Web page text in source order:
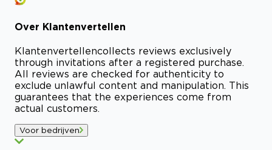
Over Klantenvertellen
Klantenvertellencollects reviews exclusively
through invitations after a registered purchase.
All reviews are checked for authenticity to
exclude unlawful content and manipulation. This
guarantees that the experiences come from
actual customers.
Voor bedrijven